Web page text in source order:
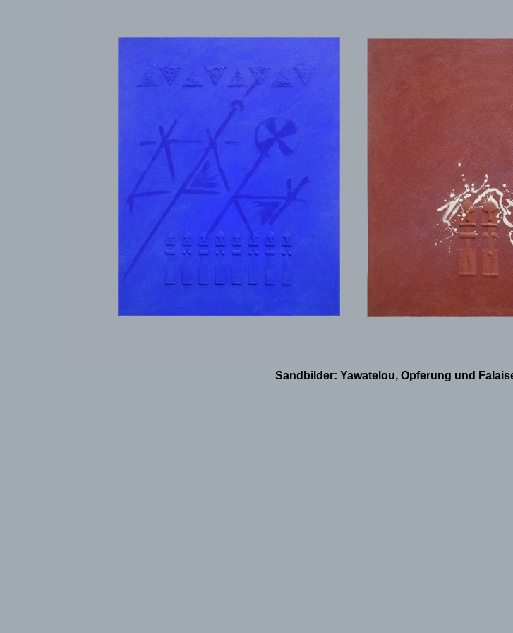
Sandbilder: Yawatelou, Opferung und